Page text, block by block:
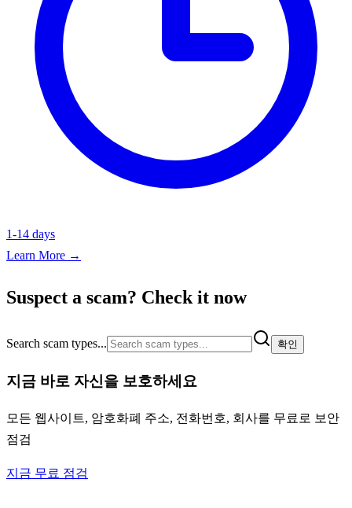
1-14 days
Learn More →
Suspect a scam? Check it now
Search scam types... 확인
지금 바로 자신을 보호하세요
모든 웹사이트, 암호화폐 주소, 전화번호, 회사를 무료로 보안
점검
지금 무료 점검